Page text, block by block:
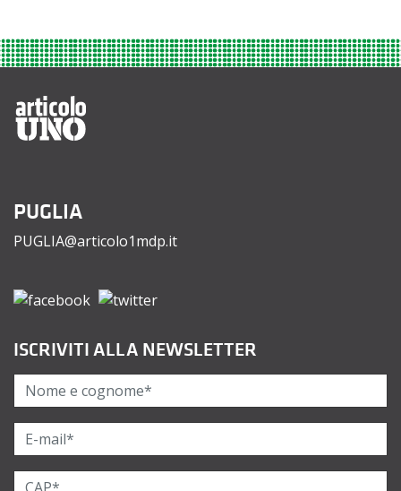
PUGLIA
PUGLIA@articolo1mdp.it
ISCRIVITI ALLA NEWSLETTER